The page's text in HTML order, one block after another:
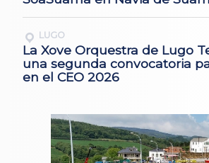
LUGO
La Xove Orquestra de Lugo
una segunda convocatoria
en el CEO 2026